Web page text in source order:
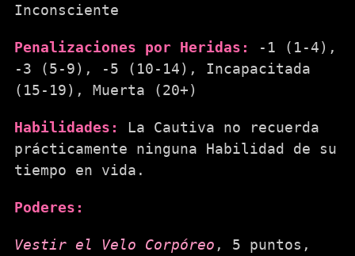
Inconsciente
Penalizaciones por Heridas:
-1 (1-4),
-3 (5-9), -5 (10-14), Incapacitada
(15-19), Muerta (20+)
Habilidades:
La Cautiva no recuerda
prácticamente ninguna Habilidad de su
tiempo en vida.
Poderes:
Vestir el Velo Corpóreo , 5 puntos,